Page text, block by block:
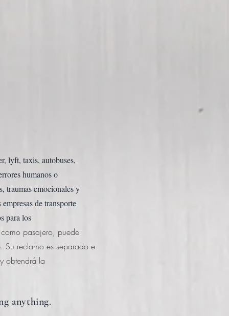
lyft, taxis, autobuses,
humanos o
traumas emocionales y
de transporte
para los
pasajero, puede
Su reclamo es separado e
obtendrá la
anything.